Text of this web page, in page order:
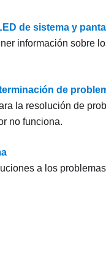
de sistema y
información sobre
de
la resolución de
no funciona.
a los